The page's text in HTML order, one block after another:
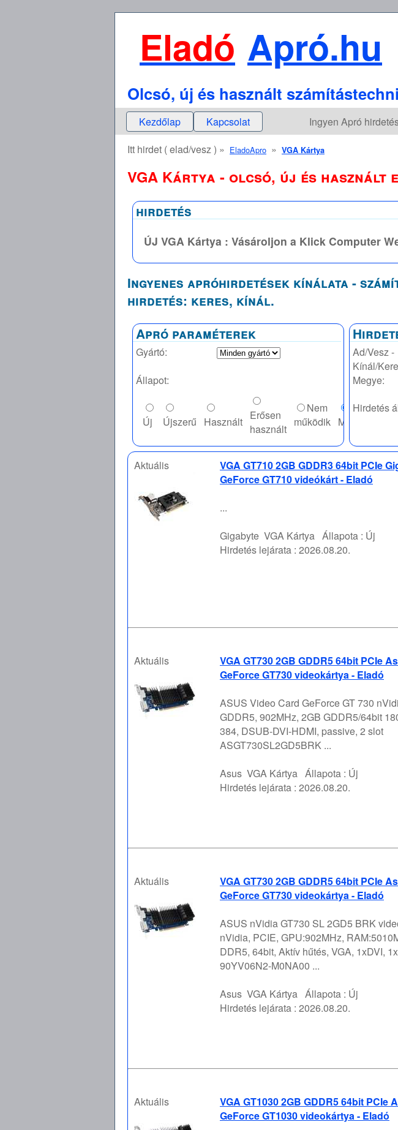
Eladó Apró.hu
Olcsó, új és használt
Kezdőlap Kapcsolat Ingyen Apró
Itt hirdet ( elad/vesz ) » EladoApro » VGA Kártya
VGA Kártya - olcsó, új és használt
hirdetés
ÚJ VGA Kártya : Vásároljon a Klick Computer
Ingyenes apróhirdetések kínálata -
hirdetés: keres, kínál.
Apró paraméterek
Gyártó:
Állapot:
Új Újszerű Használt Erősen
használt
Nem
működik Mindegy
Ad/Vesz -
Kínál/
Megye:
Hirdetés
Aktuális
VGA GT710 2GB GDDR3 64bit PCIe
GeForce GT710 videókárt - Eladó
...
Gigabyte VGA Kártya Állapota : Új
Hirdetés lejárata : 2026.08.20.
Aktuális
VGA GT730 2GB GDDR5 64bit PCIe
GeForce GT730 videokártya - Eladó
ASUS Video Card GeForce GT 730
GDDR5, 902MHz, 2GB GDDR5/64bit
384, DSUB-DVI-HDMI, passive, 2 slot
ASGT730SL2GD5BRK ...
Asus VGA Kártya Állapota : Új
Hirdetés lejárata : 2026.08.20.
Aktuális
VGA GT730 2GB GDDR5 64bit PCIe
GeForce GT730 videokártya - Eladó
ASUS nVidia GT730 SL 2GD5 BRK
nVidia, PCIE, GPU:902MHz,
DDR5, 64bit, Aktív hűtés, VGA, 1xDVI,
90YV06N2-M0NA00 ...
Asus VGA Kártya Állapota : Új
Hirdetés lejárata : 2026.08.20.
Aktuális
VGA GT1030 2GB GDDR5 64bit PCIe
GeForce GT1030 videokártya - Eladó